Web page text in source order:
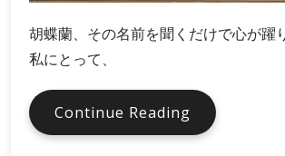
ガ
胡蝶蘭、その名前を聞くだけで心が躍
私にとって、
Continue Reading
蝶